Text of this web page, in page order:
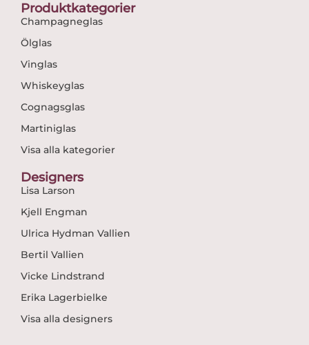
Produktkategorier
Champagneglas
Ölglas
Vinglas
Whiskeyglas
Cognagsglas
Martiniglas
Visa alla kategorier
Designers
Lisa Larson
Kjell Engman
Ulrica Hydman Vallien
Bertil Vallien
Vicke Lindstrand
Erika Lagerbielke
Visa alla designers